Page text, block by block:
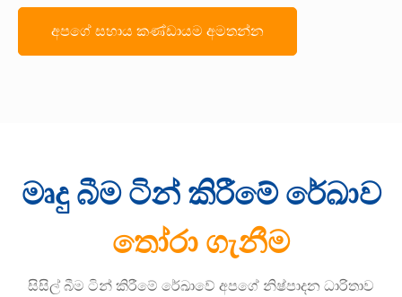
අපගේ සහාය කණ්ඩායම අමතන්න
මෘදු බීම ටින් කිරීමේ රේඛාව
තෝරා ගැනීම
සිසිල් බීම ටින් කිරීමේ රේඛාවේ අපගේ නිෂ්පාදන ධාරිතාව